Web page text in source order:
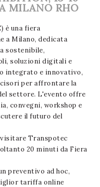
MILANO RHO
è una fiera
a Milano, dedicata
sostenibile,
soluzioni digitali e
integrato e innovativo,
per affrontare la
settore. L'evento offre
convegni, workshop e
il futuro del
Transpotec
20 minuti da Fiera
preventivo ad hoc,
tariffa online